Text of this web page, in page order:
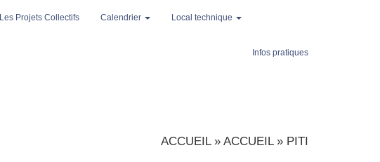
Les Projets Collectifs Calendrier Local technique
Infos pratiques
ACCUEIL» ACCUEIL» PITI